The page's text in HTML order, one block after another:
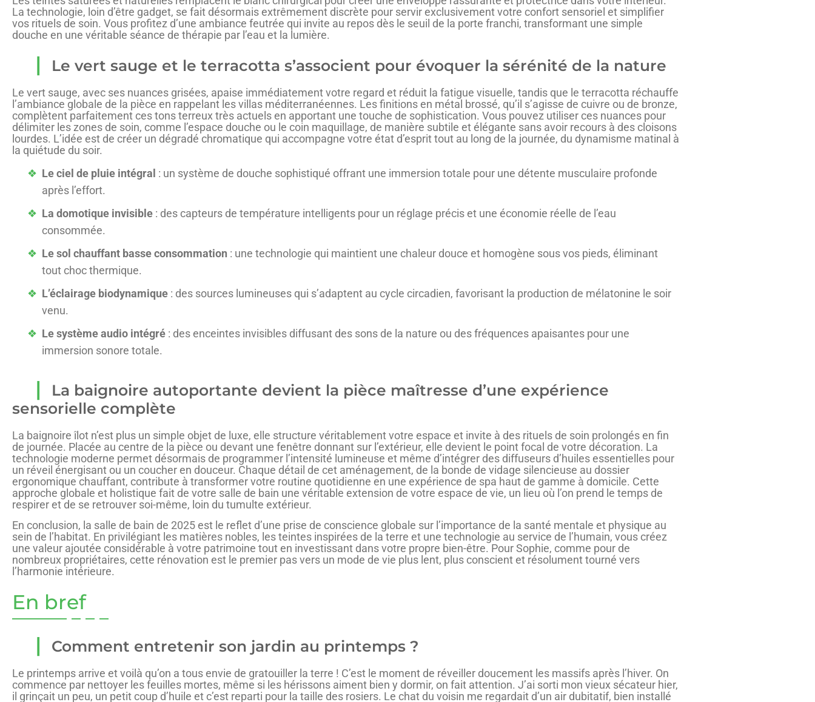
La technologie, loin d’être gadget, se fait désormais extrêmement discrète pour servir exclusivement votre confort sensoriel et simplifier
vos rituels de soin. Vous profitez d’une ambiance feutrée qui invite au repos dès le seuil de la porte franchi, transformant une simple
douche en une véritable séance de thérapie par l’eau et la lumière.
Le vert sauge et le terracotta s’associent pour évoquer la sérénité de la nature
Le vert sauge, avec ses nuances grisées, apaise immédiatement votre regard et réduit la fatigue visuelle, tandis que le terracotta réchauffe
l’ambiance globale de la pièce en rappelant les villas méditerranéennes. Les finitions en métal brossé, qu’il s’agisse de cuivre ou de bronze,
complètent parfaitement ces tons terreux très actuels en apportant une touche de sophistication. Vous pouvez utiliser ces nuances pour
délimiter les zones de soin, comme l’espace douche ou le coin maquillage, de manière subtile et élégante sans avoir recours à des cloisons
lourdes. L’idée est de créer un dégradé chromatique qui accompagne votre état d’esprit tout au long de la journée, du dynamisme matinal à
la quiétude du soir.
Le ciel de pluie intégral : un système de douche sophistiqué offrant une immersion totale pour une détente musculaire profonde
après l’effort.
La domotique invisible : des capteurs de température intelligents pour un réglage précis et une économie réelle de l’eau
consommée.
Le sol chauffant basse consommation : une technologie qui maintient une chaleur douce et homogène sous vos pieds, éliminant
tout choc thermique.
L’éclairage biodynamique : des sources lumineuses qui s’adaptent au cycle circadien, favorisant la production de mélatonine le soir
venu.
Le système audio intégré : des enceintes invisibles diffusant des sons de la nature ou des fréquences apaisantes pour une
immersion sonore totale.
La baignoire autoportante devient la pièce maîtresse d’une expérience
sensorielle complète
La baignoire îlot n’est plus un simple objet de luxe, elle structure véritablement votre espace et invite à des rituels de soin prolongés en fin
de journée. Placée au centre de la pièce ou devant une fenêtre donnant sur l’extérieur, elle devient le point focal de votre décoration. La
technologie moderne permet désormais de programmer l’intensité lumineuse et même d’intégrer des diffuseurs d’huiles essentielles pour
un réveil énergisant ou un coucher en douceur. Chaque détail de cet aménagement, de la bonde de vidage silencieuse au dossier
ergonomique chauffant, contribute à transformer votre routine quotidienne en une expérience de spa haut de gamme à domicile. Cette
approche globale et holistique fait de votre salle de bain une véritable extension de votre espace de vie, un lieu où l’on prend le temps de
respirer et de se retrouver soi-même, loin du tumulte extérieur.
En conclusion, la salle de bain de 2025 est le reflet d’une prise de conscience globale sur l’importance de la santé mentale et physique au
sein de l’habitat. En privilégiant les matières nobles, les teintes inspirées de la terre et une technologie au service de l’humain, vous créez
une valeur ajoutée considérable à votre patrimoine tout en investissant dans votre propre bien-être. Pour Sophie, comme pour de
nombreux propriétaires, cette rénovation est le premier pas vers un mode de vie plus lent, plus conscient et résolument tourné vers
l’harmonie intérieure.
En bref
Comment entretenir son jardin au printemps ?
Le printemps arrive et voilà qu’on a tous envie de gratouiller la terre ! C’est le moment de réveiller doucement les massifs après l’hiver. On
commence par nettoyer les feuilles mortes, même si les hérissons aiment bien y dormir, on fait attention. J’ai sorti mon vieux sécateur hier,
il grinçait un peu, un petit coup d’huile et c’est reparti pour la taille des rosiers. Le chat du voisin me regardait d’un air dubitatif, bien installé